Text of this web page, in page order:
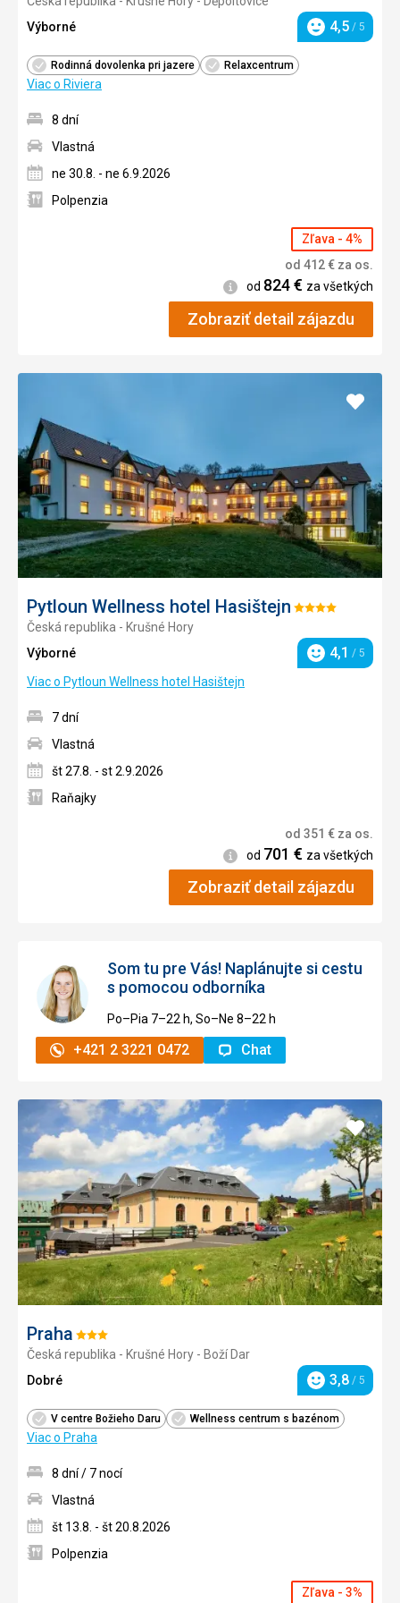
Výborné
Hodnotenie
4,5 / 5
Rodinná dovolenka pri jazere Relaxcentrum
Viac o Riviera
8 dní
Vlastná
ne 30.8. - ne 6.9.2026
Polpenzia
Zľava - 4%
od 412€ za os.
Informácie
od 824€ za všetkých
Zobraziť detail zájazdu
Pytloun Wellness hotel Hasištejn Hodnotenie:
Česká republika - Krušné Hory
Výborné
Hodnotenie
4,1 / 5
Viac o Pytloun Wellness hotel Hasištejn
Pridať
7 dní
Vlastná
št 27.8. - st 2.9.2026
Raňajky
od 351 € za os.
Informácie
od 701 € za všetkých
Zobraziť detail zájazdu
Som tu pre Vás! Naplánujte si cestu
s pomocou odborníka
Po–Pia 7–⁠⁠⁠⁠⁠⁠22 h, So–Ne 8–⁠⁠⁠⁠⁠⁠22 h
+421 2 3221 0472 Chat
Praha Hodnotenie:
3/5
Česká republika - Krušné Hory - Boží Dar
Dobré
Hodnotenie
3,8 / 5
V centre Božieho Daru Wellness centrum s bazénom
Viac o Praha
Pridať
do
8 dní / 7 nocí
Vlastná
št 13.8. - št 20.8.2026
Polpenzia
Zľava - 3%